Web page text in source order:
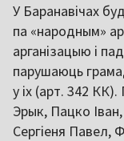
У Баранавічах
па «народным»
арганізацыю і
парушаюць
у іх (арт. 342 КК).
Эрык, Пацко
Сергіеня Павел,